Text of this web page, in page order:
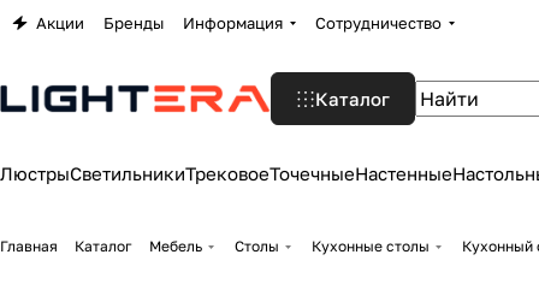
Акции Бренды Информация Сотрудничество
Каталог
ЛюстрыСветильникиТрековоеТочечныеНастенные
Главная Каталог Мебель Столы Кухонные столы Кухонный